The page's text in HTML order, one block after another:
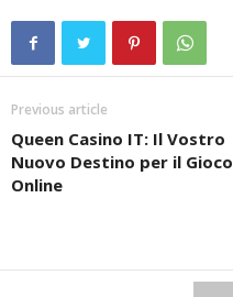
Previous article
Queen Casino IT: Il Vostro
Nuovo Destino per il Gioco
Online